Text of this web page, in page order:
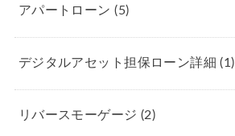
アパートローン(5)
デジタルアセット担保ローン詳細(1)
リバースモーゲージ (2)